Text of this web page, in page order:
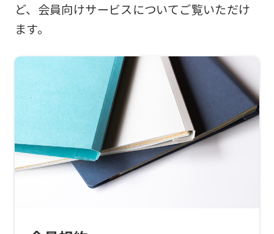
ど、会員向けサービスについてご覧いただけ
ます。
For
foreigners